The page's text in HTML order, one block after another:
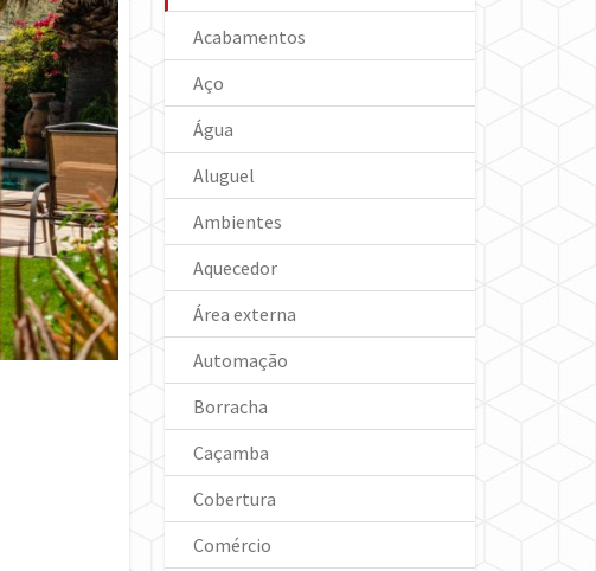
Acabamentos
Aço
Água
Aluguel
Ambientes
Aquecedor
Área externa
Automação
Borracha
Caçamba
Cobertura
Comércio